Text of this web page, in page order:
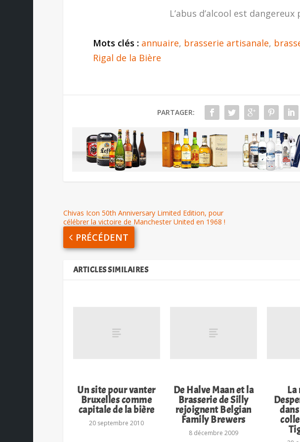
L’abus d’alcool est
Mots clés : annuaire, brasserie artisanale,
Rigal de la Bière
PARTAGER:
Chivas Icon 50th Anniversary Limited Edition, pour
célébrer la victoire de Manchester United en 1968 !
PRÉCÉDENT
ARTICLES SIMILAIRES
Un site pour vanter
Bruxelles comme
capitale de la bière
20 septembre 2010
De Halve Maan et la
Brasserie de Silly
rejoignent Belgian
Family Brewers
8 décembre 2009
La